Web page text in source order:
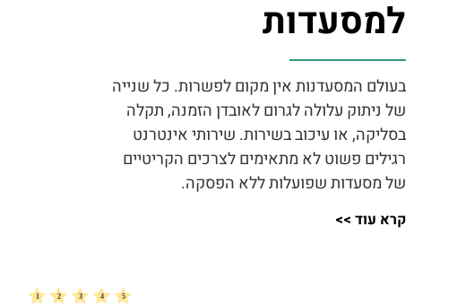
למסעדות
בעולם המסעדנות אין מקום לפשרות. כל שנייה
של ניתוק עלולה לגרום לאובדן הזמנה, תקלה
בסליקה, או עיכוב בשירות. שירותי אינטרנט
רגילים פשוט לא מתאימים לצרכים הקריטיים
של מסעדות שפועלות ללא הפסקה.
קרא עוד >>